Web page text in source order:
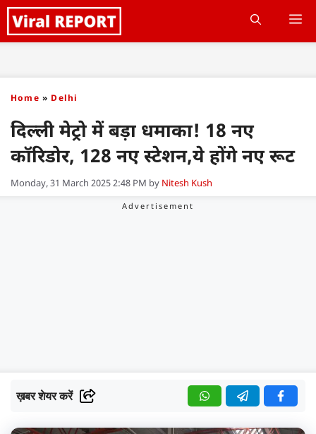
Skip
to
Home » Delhi
दिल्ली मेट्रो में बड़ा धमाका! 18 नए
कॉरिडोर, 128 नए स्टेशन,ये होंगे नए रूट
Monday, 31 March 2025 2:48 PM by Nitesh Kush
ख़बर शेयर करें